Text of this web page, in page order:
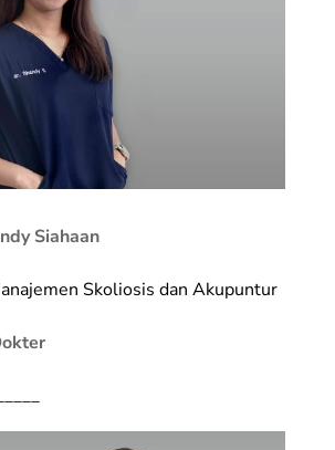
Siahaan
Skoliosis dan Akupuntur